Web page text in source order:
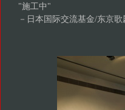
"施工中"
－日本国际交流基金/东京